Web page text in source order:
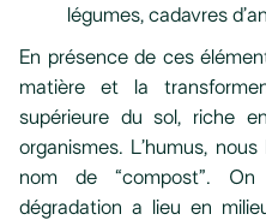
légumes, cadavres
En présence de ces
matière et la
supérieure du sol, riche
organismes. L’humus,
nom de “compost”. On
dégradation a lieu en